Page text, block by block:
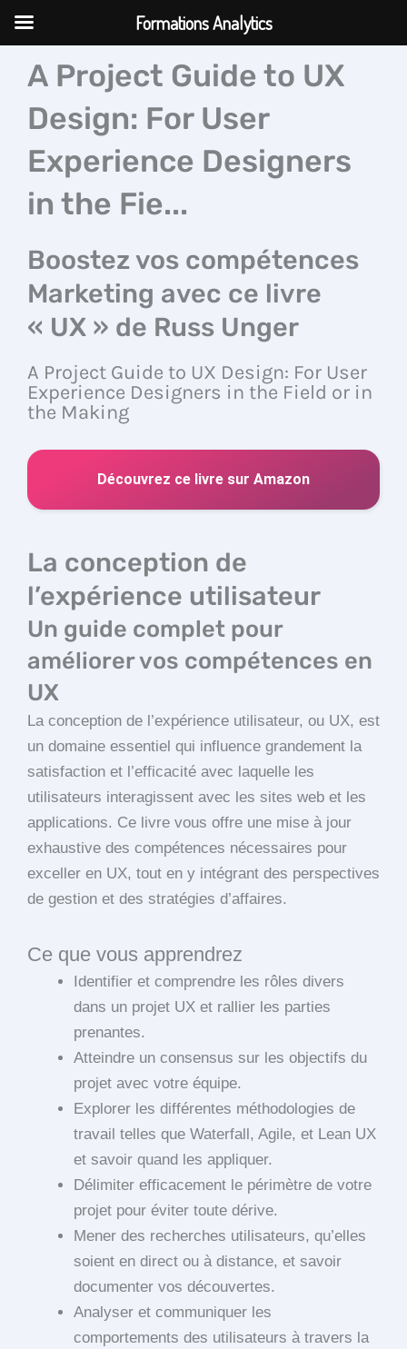
Aller
contenuA Project Guide to UX
Design: For User
Experience Designers
in the Fie...
Boostez vos compétences
Marketing avec ce livre
« UX » de Russ Unger
A Project Guide to UX Design: For User
Experience Designers in the Field or in
the Making
Découvrez ce livre sur Amazon
La conception de
l’expérience utilisateur
Un guide complet pour
améliorer vos compétences en
UX
La conception de l’expérience utilisateur, ou UX, est
un domaine essentiel qui influence grandement la
satisfaction et l’efficacité avec laquelle les
utilisateurs interagissent avec les sites web et les
applications. Ce livre vous offre une mise à jour
exhaustive des compétences nécessaires pour
exceller en UX, tout en y intégrant des perspectives
de gestion et des stratégies d’affaires.
Ce que vous apprendrez
Identifier et comprendre les rôles divers
dans un projet UX et rallier les parties
prenantes.
Atteindre un consensus sur les objectifs du
projet avec votre équipe.
Explorer les différentes méthodologies de
travail telles que Waterfall, Agile, et Lean UX
et savoir quand les appliquer.
Délimiter efficacement le périmètre de votre
projet pour éviter toute dérive.
Mener des recherches utilisateurs, qu’elles
soient en direct ou à distance, et savoir
documenter vos découvertes.
Analyser et communiquer les
comportements des utilisateurs à travers la
Formations Analytics